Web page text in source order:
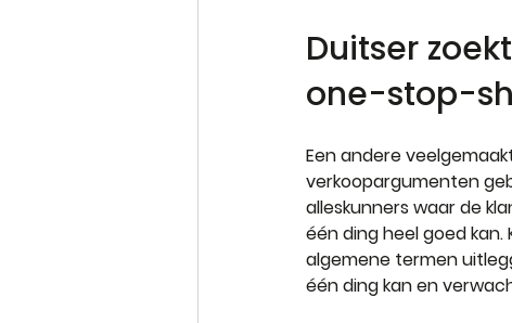
Duitser
one-stop-
Een andere
verkoopargumenten
alleskunners waar de
één ding heel goed kan.
algemene termen
één ding kan en